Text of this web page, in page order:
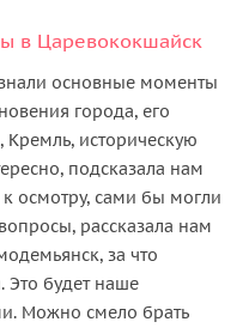
в Царевококшайск
основные моменты
города, его
историческую
подсказала нам
осмотру, сами бы могли
рассказала нам
за что
Это будет наше
Можно смело брать